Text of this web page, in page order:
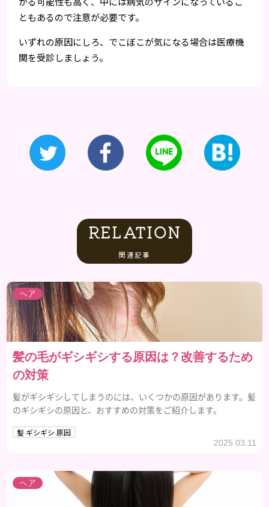
ともあるので注意が必要です。
いずれの原因にしろ、でこぼこが気になる場合は医療機
関を受診しましょう。
RELATION
関連記事
ヘア
髪の毛がギシギシする原因は？改善するため
の対策
髪がギシギシしてしまうのには、いくつかの原因があります。髪
のギシギシの原因と、おすすめの対策をご紹介します。
髪 ギシギシ 原因
2025.03.11
ヘア